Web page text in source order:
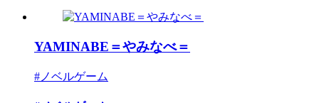
YAMINABE＝やみなべ＝
#ノベルゲーム